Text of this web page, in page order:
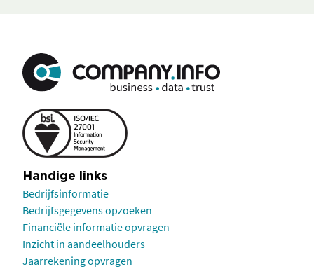
Handige links
Bedrijfsinformatie
Bedrijfsgegevens opzoeken
Financiële informatie opvragen
Inzicht in aandeelhouders
Jaarrekening opvragen